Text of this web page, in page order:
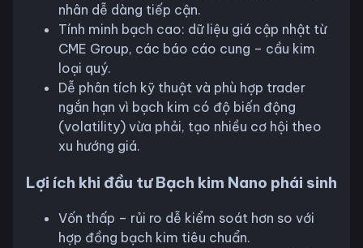
nhân dễ dàng tiếp cận.
Tính minh bạch cao: dữ liệu giá cập nhật từ
CME Group, các báo cáo cung – cầu kim
loại quý.
Dễ phân tích kỹ thuật và phù hợp trader
ngắn hạn vì bạch kim có độ biến động
(volatility) vừa phải, tạo nhiều cơ hội theo
xu hướng giá.
Lợi ích khi đầu tư Bạch kim Nano phái sinh
Vốn thấp – rủi ro dễ kiểm soát hơn so với
hợp đồng bạch kim tiêu chuẩn.